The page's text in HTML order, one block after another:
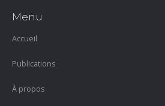
Menu
Accueil
Publications
À propos